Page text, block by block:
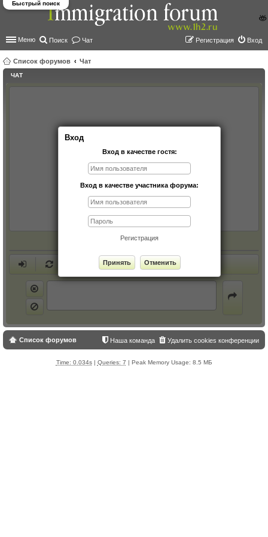
Меню Поиск Чат Вход
Регистрация
Список форумов
Чат
Быстрый поиск
ЧАТ
Вход
Вход в качестве гостя:
Вход в качестве участника форума:
Регистрация
Принять Отменить
Список форумов Удалить cookies конференции
Наша команда
Time: 0.034s| Queries: 7 | Peak Memory Usage: 8.5 МБ